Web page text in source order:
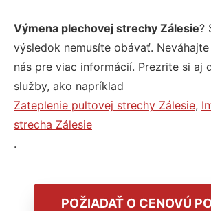
Výmena plechovej strechy Zálesie?
výsledok nemusíte obávať.
nás pre viac informácií. Prezrite si aj
služby, ako napríklad
Zateplenie pultovej strechy Zálesie,
strecha Zálesie
.
POŽIADAŤ O CENOVÚ